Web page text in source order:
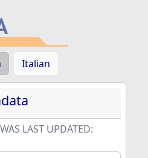
Italian
LAST UPDATED: